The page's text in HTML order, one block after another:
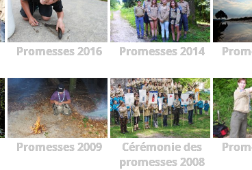
Promesses 2016 Promesses 2014
Promesses 2009
Cérémonie des
promesses 2008